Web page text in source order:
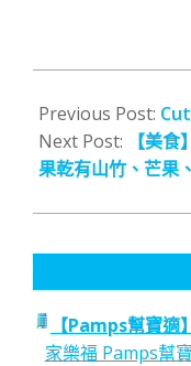
09-
04
Previous Post:
Next Post:
【美
果乾有山竹、芒果
【Pamps幫寶適
家樂福 Pamps幫